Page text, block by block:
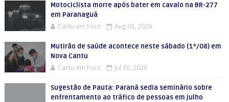
Motociclista morre após bater em cavalo na BR-277
em Paranaguá
Cantu em Foco Aug 03, 2026
Mutirão de saúde acontece neste sábado (1º/08) em
Nova Cantu
Cantu em Foco Jul 30, 2026
Sugestão de Pauta: Paraná sedia seminário sobre
enfrentamento ao tráfico de pessoas em julho